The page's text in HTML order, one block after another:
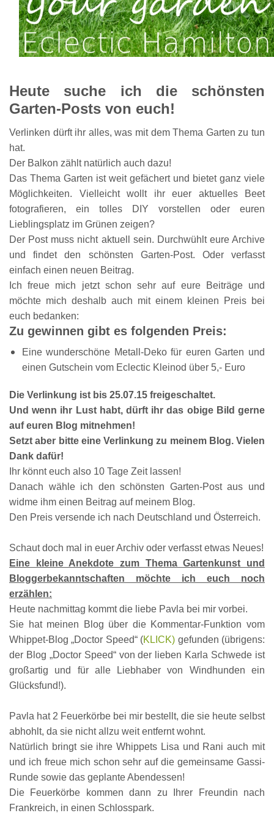
Heute suche ich die schönsten
Garten-Posts von euch!
Verlinken dürft ihr alles, was mit dem Thema Garten zu tun
hat.
Der Balkon zählt natürlich auch dazu!
Das Thema Garten ist weit gefächert und bietet ganz viele
Möglichkeiten. Vielleicht wollt ihr euer aktuelles Beet
fotografieren, ein tolles DIY vorstellen oder euren
Lieblingsplatz im Grünen zeigen?
Der Post muss nicht aktuell sein. Durchwühlt eure Archive
und findet den schönsten Garten-Post. Oder verfasst
einfach einen neuen Beitrag.
Ich freue mich jetzt schon sehr auf eure Beiträge und
möchte mich deshalb auch mit einem kleinen Preis bei
euch bedanken:
Zu gewinnen gibt es folgenden Preis:
Eine wunderschöne Metall-Deko für euren Garten und
einen Gutschein vom Eclectic Kleinod über 5,- Euro
Die Verlinkung ist bis 25.07.15 freigeschaltet.
Und wenn ihr Lust habt, dürft ihr das obige Bild gerne
auf euren Blog mitnehmen!
Setzt aber bitte eine Verlinkung zu meinem Blog. Vielen
Dank dafür!
Ihr könnt euch also 10 Tage Zeit lassen!
Danach wähle ich den schönsten Garten-Post aus und
widme ihm einen Beitrag auf meinem Blog.
Den Preis versende ich nach Deutschland und Österreich.
Schaut doch mal in euer Archiv oder verfasst etwas Neues!
Eine kleine Anekdote zum Thema Gartenkunst und
Bloggerbekanntschaften möchte ich euch noch
erzählen:
Heute nachmittag kommt die liebe Pavla bei mir vorbei.
Sie hat meinen Blog über die Kommentar-Funktion vom
Whippet-Blog „Doctor Speed“ (KLICK) gefunden (übrigens:
der Blog „Doctor Speed“ von der lieben Karla Schwede ist
großartig und für alle Liebhaber von Windhunden ein
Glücksfund!).
Pavla hat 2 Feuerkörbe bei mir bestellt, die sie heute selbst
abhohlt, da sie nicht allzu weit entfernt wohnt.
Natürlich bringt sie ihre Whippets Lisa und Rani auch mit
und ich freue mich schon sehr auf die gemeinsame Gassi-
Runde sowie das geplante Abendessen!
Die Feuerkörbe kommen dann zu Ihrer Freundin nach
Frankreich, in einen Schlosspark.